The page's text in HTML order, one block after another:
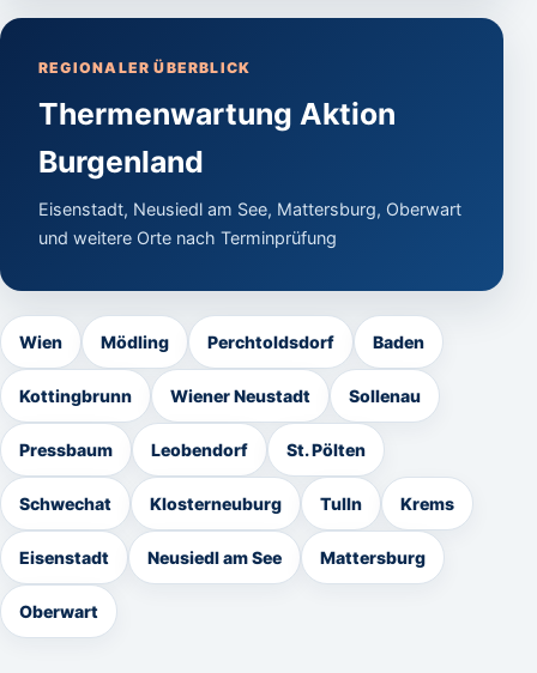
REGIONALER ÜBERBLICK
Thermenwartung Aktion
Burgenland
Eisenstadt, Neusiedl am See, Mattersburg, Oberwart
und weitere Orte nach Terminprüfung
Wien Mödling Perchtoldsdorf Baden
Kottingbrunn Wiener Neustadt Sollenau
Pressbaum Leobendorf St. Pölten
Schwechat Klosterneuburg Tulln Krems
Eisenstadt Neusiedl am See Mattersburg
Oberwart